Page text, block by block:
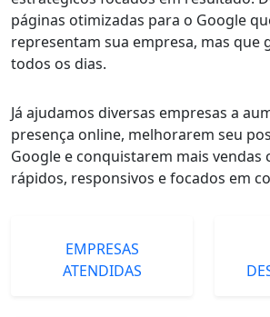
páginas otimizadas para o Google
representam sua empresa, mas que
todos os dias.
Já ajudamos diversas empresas a
presença online, melhorarem seu
Google e conquistarem mais vendas
rápidos, responsivos e focados em
EMPRESAS
ATENDIDAS